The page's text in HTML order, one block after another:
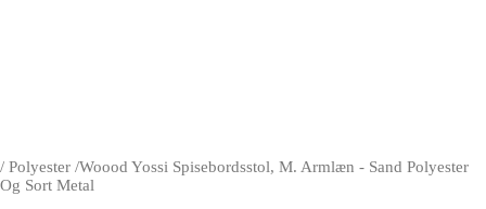
/ Polyester /Woood Yossi Spisebordsstol, M. Armlæn - Sand Polyester
Og Sort Metal